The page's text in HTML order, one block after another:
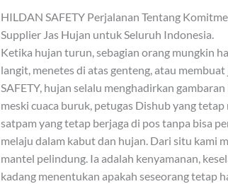
HILDAN SAFETY Perjalanan Tentang
Supplier Jas Hujan untuk Seluruh Indonesia.
Ketika hujan turun, sebagian orang mungkin
langit, menetes di atas genteng, atau
SAFETY, hujan selalu menghadirkan
meski cuaca buruk, petugas Dishub yang
satpam yang tetap berjaga di pos tanpa bisa
melaju dalam kabut dan hujan. Dari situ kami
mantel pelindung. Ia adalah kenyamanan,
kadang menentukan apakah seseorang tetap